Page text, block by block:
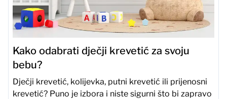
Kako odabrati dječji krevetić za svoju
bebu?
Dječji krevetić, kolijevka, putni krevetić ili prijenosni
krevetić? Puno je izbora i niste sigurni što bi zapravo